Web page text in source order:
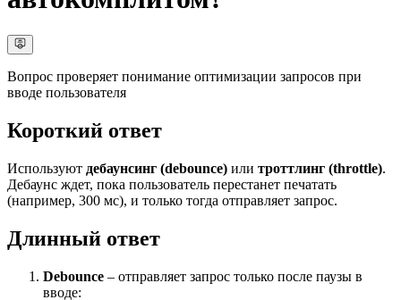
Вопрос проверяет понимание оптимизации запросов при
вводе пользователя
Короткий ответ
Используют дебаунсинг (debounce) или троттлинг (throttle).
Дебаунс ждет, пока пользователь перестанет печатать
(например, 300 мс), и только тогда отправляет запрос.
Длинный ответ
Debounce – отправляет запрос только после паузы в
вводе: